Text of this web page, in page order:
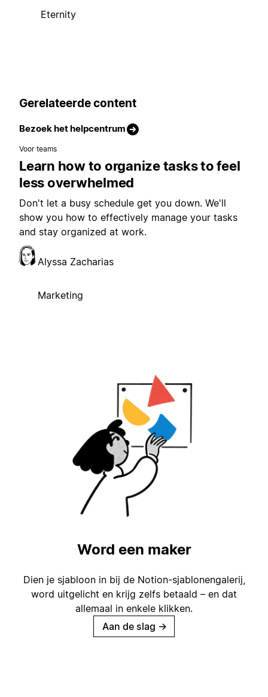
Eternity
Gerelateerde content
Bezoek het helpcentrum
Voor teams
Learn how to organize tasks to feel
less overwhelmed
Don't let a busy schedule get you down. We'll
show you how to effectively manage your tasks
and stay organized at work.
Alyssa Zacharias
Marketing
Word een maker
Dien je sjabloon in bij de Notion-sjablonengalerij,
word uitgelicht en krijg zelfs betaald – en dat
allemaal in enkele klikken.
Aan de slag →